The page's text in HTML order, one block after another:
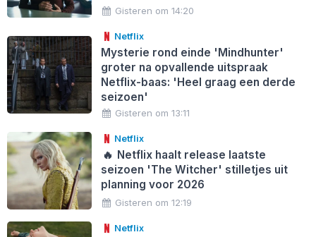
Gisteren om 14:20
Netflix
Mysterie rond einde 'Mindhunter'
groter na opvallende uitspraak
Netflix-baas: 'Heel graag een derde
seizoen'
Gisteren om 13:11
Netflix
🔥 Netflix haalt release laatste
seizoen 'The Witcher' stilletjes uit
planning voor 2026
Gisteren om 12:19
Netflix